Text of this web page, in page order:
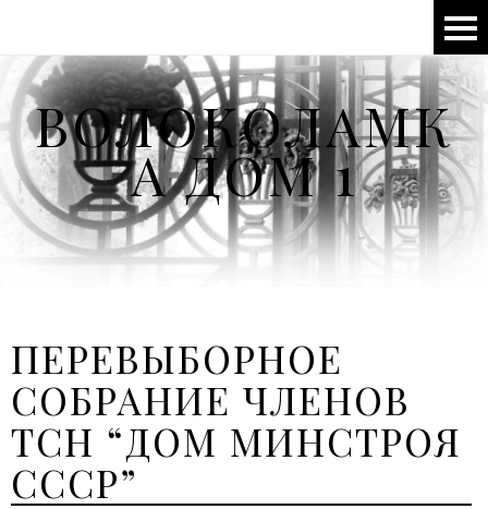
ВОЛОКОЛАМК
А ДОМ 1
ПЕРЕВЫБОРНОЕ
СОБРАНИЕ ЧЛЕНОВ
ТСН “ДОМ МИНСТРОЯ
СССР”